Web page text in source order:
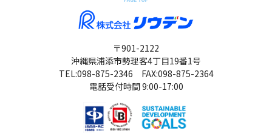
〒901-2122
沖縄県浦添市勢理客4丁目19番1号
TEL:098-875-2346 FAX:098-875-2364
電話受付時間 9:00-17:00